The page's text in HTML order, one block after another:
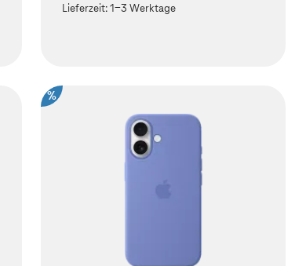
Lieferzeit:1-3 Werktage
%